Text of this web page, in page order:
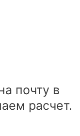
почту в
расчет.